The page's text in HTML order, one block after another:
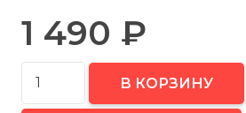
1 490 ₽
Количество
В КОРЗИНУ